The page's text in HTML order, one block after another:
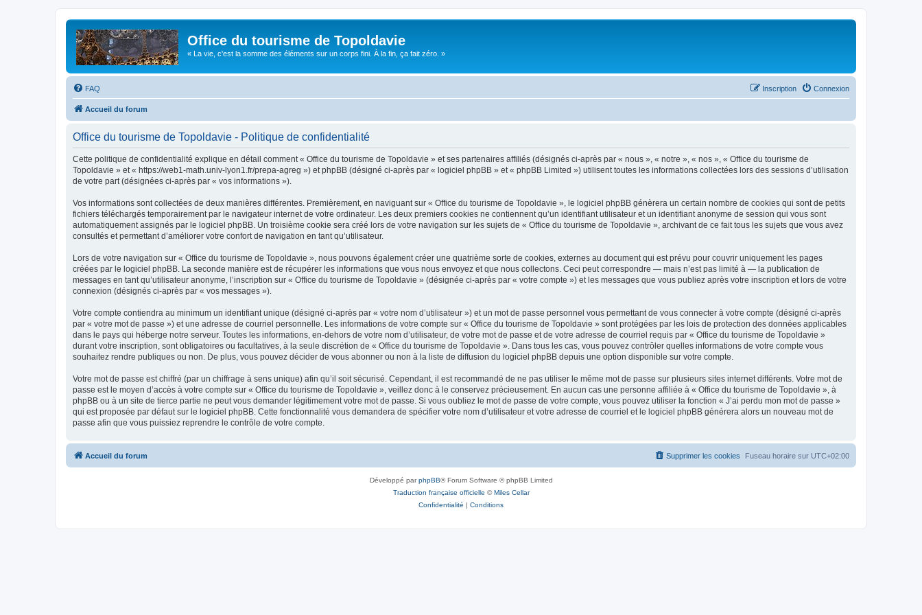
Office du tourisme de Topoldavie
« La vie, c'est la somme des éléments sur un corps fini. À la fin, ça fait zéro. »
FAQ Connexion
Inscription
Accueil du forum
Office du tourisme de Topoldavie - Politique de confidentialité
Cette politique de confidentialité explique en détail comment « Office du tourisme de Topoldavie » et ses partenaires affiliés (désignés ci-après par « nous », « notre », « nos », « Office du tourisme de
Topoldavie » et « https://web1-math.univ-lyon1.fr/prepa-agreg ») et phpBB (désigné ci-après par « logiciel phpBB » et « phpBB Limited ») utilisent toutes les informations collectées lors des sessions d’utilisation
de votre part (désignées ci-après par « vos informations »).
Vos informations sont collectées de deux manières différentes. Premièrement, en naviguant sur « Office du tourisme de Topoldavie », le logiciel phpBB génèrera un certain nombre de cookies qui sont de petits
fichiers téléchargés temporairement par le navigateur internet de votre ordinateur. Les deux premiers cookies ne contiennent qu’un identifiant utilisateur et un identifiant anonyme de session qui vous sont
automatiquement assignés par le logiciel phpBB. Un troisième cookie sera créé lors de votre navigation sur les sujets de « Office du tourisme de Topoldavie », archivant de ce fait tous les sujets que vous avez
consultés et permettant d’améliorer votre confort de navigation en tant qu’utilisateur.
Lors de votre navigation sur « Office du tourisme de Topoldavie », nous pouvons également créer une quatrième sorte de cookies, externes au document qui est prévu pour couvrir uniquement les pages
créées par le logiciel phpBB. La seconde manière est de récupérer les informations que vous nous envoyez et que nous collectons. Ceci peut correspondre — mais n’est pas limité à — la publication de
messages en tant qu’utilisateur anonyme, l’inscription sur « Office du tourisme de Topoldavie » (désignée ci-après par « votre compte ») et les messages que vous publiez après votre inscription et lors de votre
connexion (désignés ci-après par « vos messages »).
Votre compte contiendra au minimum un identifiant unique (désigné ci-après par « votre nom d’utilisateur ») et un mot de passe personnel vous permettant de vous connecter à votre compte (désigné ci-après
par « votre mot de passe ») et une adresse de courriel personnelle. Les informations de votre compte sur « Office du tourisme de Topoldavie » sont protégées par les lois de protection des données applicables
dans le pays qui héberge notre serveur. Toutes les informations, en-dehors de votre nom d’utilisateur, de votre mot de passe et de votre adresse de courriel requis par « Office du tourisme de Topoldavie »
durant votre inscription, sont obligatoires ou facultatives, à la seule discrétion de « Office du tourisme de Topoldavie ». Dans tous les cas, vous pouvez contrôler quelles informations de votre compte vous
souhaitez rendre publiques ou non. De plus, vous pouvez décider de vous abonner ou non à la liste de diffusion du logiciel phpBB depuis une option disponible sur votre compte.
Votre mot de passe est chiffré (par un chiffrage à sens unique) afin qu’il soit sécurisé. Cependant, il est recommandé de ne pas utiliser le même mot de passe sur plusieurs sites internet différents. Votre mot de
passe est le moyen d’accès à votre compte sur « Office du tourisme de Topoldavie », veillez donc à le conservez précieusement. En aucun cas une personne affiliée à « Office du tourisme de Topoldavie », à
phpBB ou à un site de tierce partie ne peut vous demander légitimement votre mot de passe. Si vous oubliez le mot de passe de votre compte, vous pouvez utiliser la fonction « J’ai perdu mon mot de passe »
qui est proposée par défaut sur le logiciel phpBB. Cette fonctionnalité vous demandera de spécifier votre nom d’utilisateur et votre adresse de courriel et le logiciel phpBB générera alors un nouveau mot de
passe afin que vous puissiez reprendre le contrôle de votre compte.
Accueil du forum Fuseau horaire sur UTC+02:00
Supprimer les cookies
Développé parphpBB® Forum Software © phpBB Limited
Traduction française officielle ©Miles Cellar
Confidentialité | Conditions